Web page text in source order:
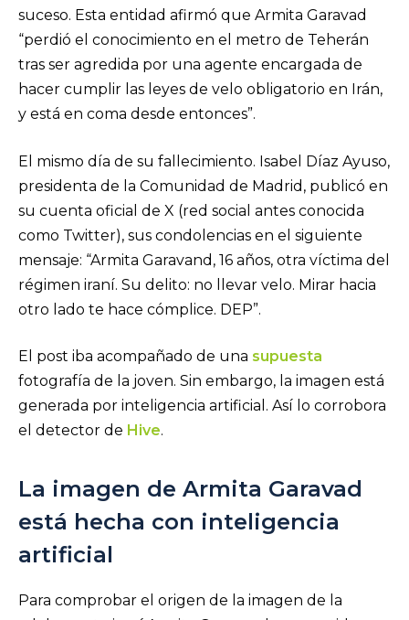
suceso. Esta entidad afirmó que Armita Garavad
“perdió el conocimiento en el metro de Teherán
tras ser agredida por una agente encargada de
hacer cumplir las leyes de velo obligatorio en Irán,
y está en coma desde entonces”.
El mismo día de su fallecimiento. Isabel Díaz Ayuso,
presidenta de la Comunidad de Madrid, publicó en
su cuenta oficial de X (red social antes conocida
como Twitter), sus condolencias en el siguiente
mensaje: “Armita Garavand, 16 años, otra víctima del
régimen iraní. Su delito: no llevar velo. Mirar hacia
otro lado te hace cómplice. DEP”.
El post iba acompañado de una supuesta
fotografía de la joven. Sin embargo, la imagen está
generada por inteligencia artificial. Así lo corrobora
el detector de Hive.
La imagen de Armita Garavad
está hecha con inteligencia
artificial
Para comprobar el origen de la imagen de la